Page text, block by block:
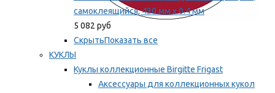
самоклеящийся, 430 мм х 0.4 мм
5 082 руб
СкрытьПоказать все
КУКЛЫ
Куклы коллекционные Birgitte Frigast
Аксессуары для коллекционных кукол